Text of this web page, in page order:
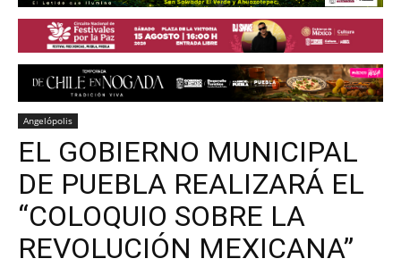
Angelópolis
EL GOBIERNO MUNICIPAL
DE PUEBLA REALIZARÁ EL
“COLOQUIO SOBRE LA
REVOLUCIÓN MEXICANA”